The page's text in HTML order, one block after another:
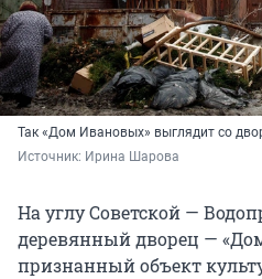
Так «Дом Ивановых» выглядит со
Источник: Ирина Шарова
На углу Советской —
деревянный дворец —
признанный объект